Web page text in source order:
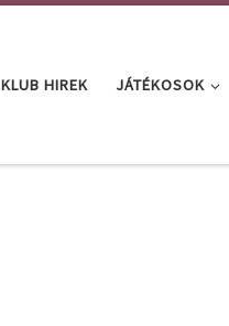
KLUB HIREK JÁTÉKOSOK